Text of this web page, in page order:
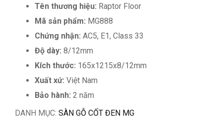
Tên thương hiệu: Raptor Floor
Mã sản phẩm: MG888
Chứng nhận: AC5, E1, Class 33
Độ dày: 8/12mm
Kích thước: 165x1215x8/12mm
Xuất xứ: Việt Nam
Bảo hành: 2 năm
DANH MỤC: SÀN GỖ CỐT ĐEN MG